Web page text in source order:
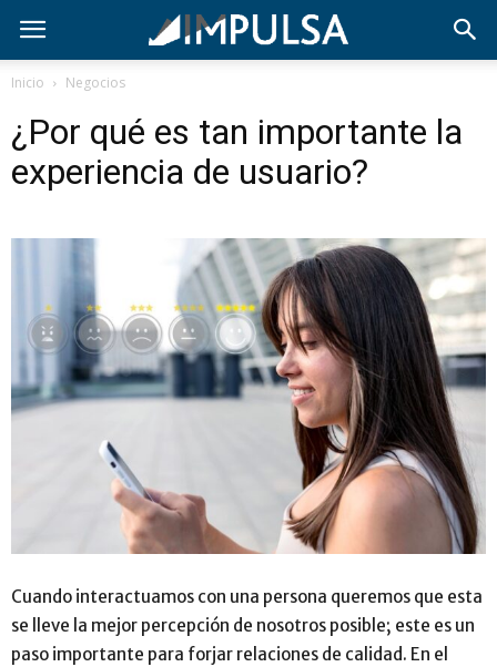
Inicio Negocios
¿Por qué es tan importante la
experiencia de usuario?
Cuando interactuamos con una persona queremos que esta
se lleve la mejor percepción de nosotros posible; este es un
paso importante para forjar relaciones de calidad. En el